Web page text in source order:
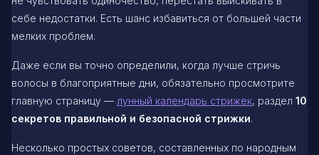
себе недостатки. Есть шанс избавиться от большей части
мелких проблем.
Даже если вы точно определили, когда лучше стричь
волосы в благоприятные дни, обязательно просмотрите
главную страницу — лунный календарь стрижек, раздел 10
секретов правильной и безопасной стрижки.
Несколько простых советов, составленных по народным